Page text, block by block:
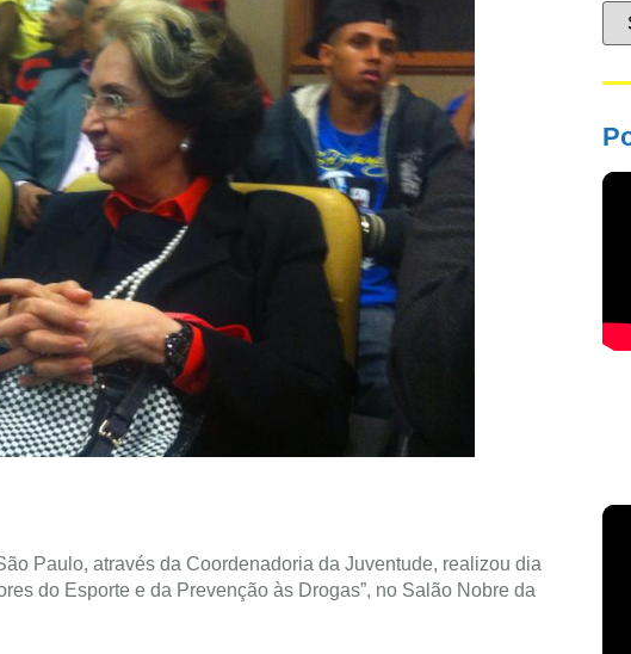
Paulo, através da Coordenadoria da Juventude, realizou dia
do Esporte e da Prevenção às Drogas”, no Salão Nobre da